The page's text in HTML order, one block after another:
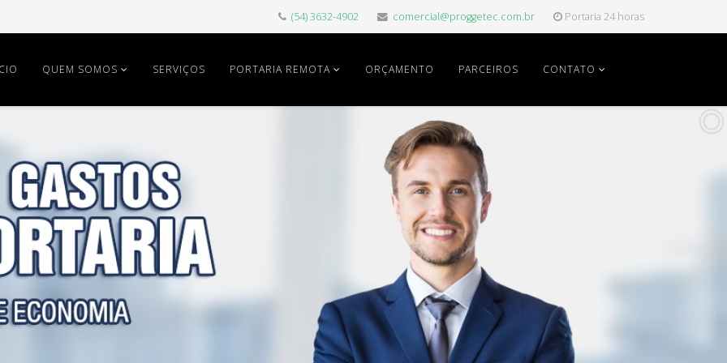
(54) 3632-4902 comercial@proggetec.com.br Portaria 24 horas
QUEM SOMOS SERVIÇOS PORTARIA REMOTA ORÇAMENTO PARCEIROS CONTATO